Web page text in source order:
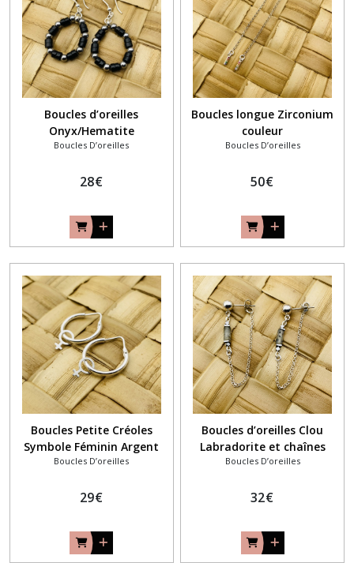
Boucles d’oreilles
Onyx/Hematite
Boucles D’oreilles
28€
Boucles longue Zirconium
couleur
Boucles D’oreilles
50€
Boucles Petite Créoles
Symbole Féminin Argent
925
Boucles D’oreilles
29€
Boucles d’oreilles Clou
Labradorite et chaînes
Argent 925
Boucles D’oreilles
32€